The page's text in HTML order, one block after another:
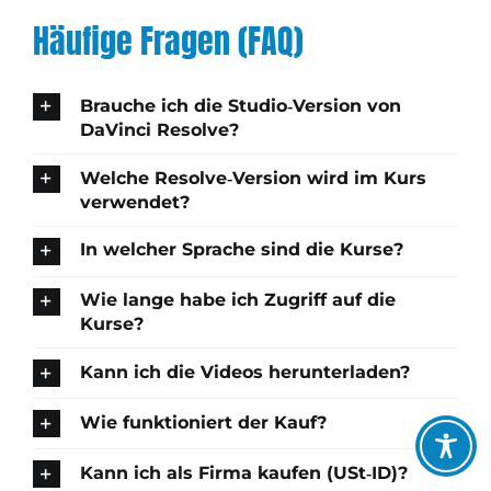
empfehlen!“
Peter Kaspar ,Geschäftsführer
besser meine Videos die
aussehen können, hätte ich
gehabt.“
Pascal Kurschildgen
BIKEPACKING | EVENTS | TECHNIK
und prägt sich das Ganze ein.
Bearbeitungen auf ein neues
Alex Erhardt
Kniffe kennt!
gemacht, den Kurs zu
mich jetzt schon auf den 2.
Teil, den Intensivkurs.“
Nicolai Woidt
Häufige Fragen (FAQ)
Brauche ich die Studio‑Version von
Welche Resolve‑Version wird im Kurs
Kurse?